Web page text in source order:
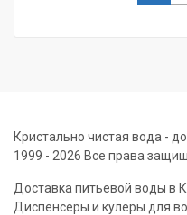
Кристально чистая вода -
1999 - 2026 Все права
Доставка питьевой воды в
Диспенсеры и кулеры для